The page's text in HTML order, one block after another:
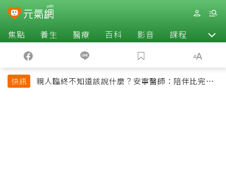
焦點 養生 醫療 百科 影音 課程 退休
快訊
親人臨終不知道該說什麼？安寧醫師：陪伴比完美